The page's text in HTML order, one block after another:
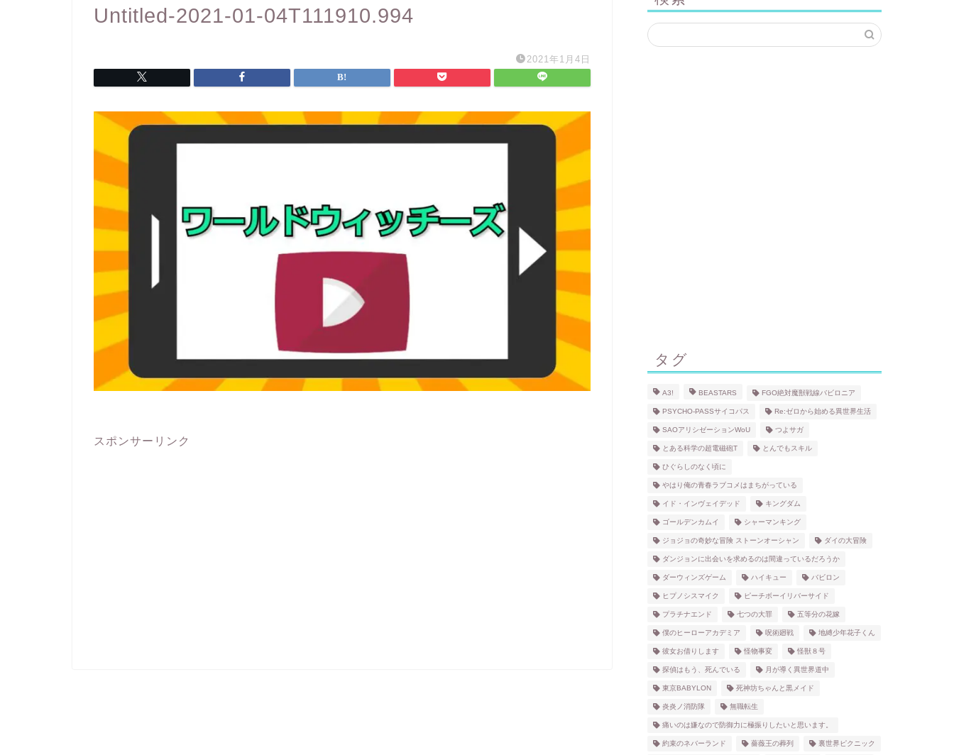
Untitled-2021-01-04T111910.994
2021年1月4日
スポンサーリンク
タグ
A3! BEASTARS FGO絶対魔獣戦線バビロニア
PSYCHO-PASSサイコパス Re:ゼロから始める異世界生活
SAOアリシゼーションWoU つよサガ
とある科学の超電磁砲T とんでもスキル
ひぐらしのなく頃に
やはり俺の青春ラブコメはまちがっている
イド・インヴェイデッド キングダム
ゴールデンカムイ シャーマンキング
ジョジョの奇妙な冒険 ストーンオーシャン ダイの大冒険
ダンジョンに出会いを求めるのは間違っているだろうか
ダーウィンズゲーム ハイキュー バビロン
ヒプノシスマイク ピーチボーイリバーサイド
プラチナエンド 七つの大罪 五等分の花嫁
僕のヒーローアカデミア 呪術廻戦 地縛少年花子くん
彼女お借りします 怪物事変 怪獣８号
探偵はもう、死んでいる 月が導く異世界道中
東京BABYLON 死神坊ちゃんと黒メイド
炎炎ノ消防隊 無職転生
痛いのは嫌なので防御力に極振りしたいと思います。
約束のネバーランド 薔薇王の葬列 裏世界ピクニック